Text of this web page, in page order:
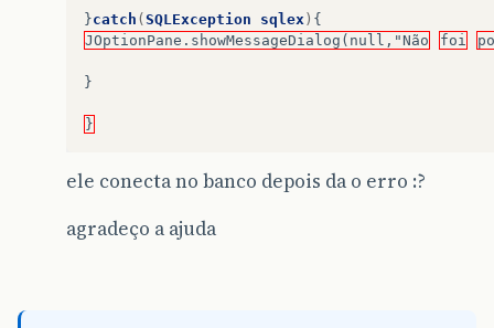
}catch ( SQLException sqlex ) {
JOptionPane.showMessageDialog(null,"Não
foi
}
}
ele conecta no banco depois da o erro :?
agradeço a ajuda